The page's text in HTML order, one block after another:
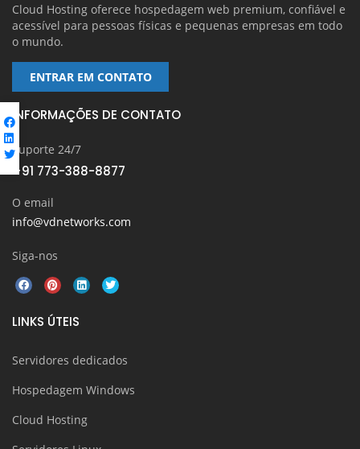
Cloud Hosting oferece hospedagem web premium, confiável e
acessível para pessoas físicas e pequenas empresas em todo
o mundo.
ENTRAR EM CONTATO
INFORMAÇÕES DE CONTATO
Suporte 24/7
+91 773-388-8877
O email
info@vdnetworks.com
Siga-nos
LINKS ÚTEIS
Servidores dedicados
Hospedagem Windows
Cloud Hosting